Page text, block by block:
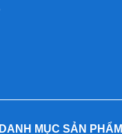
DANH MỤC SẢN PHẨM